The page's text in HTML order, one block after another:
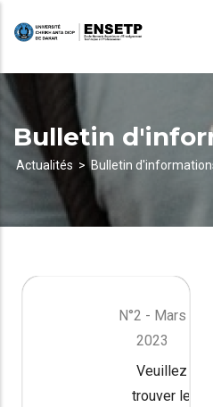
principal
Bulletin
d'Ariane
Actualités Bulletin
N°2 - Mars
2023
Veuillez
trouver le